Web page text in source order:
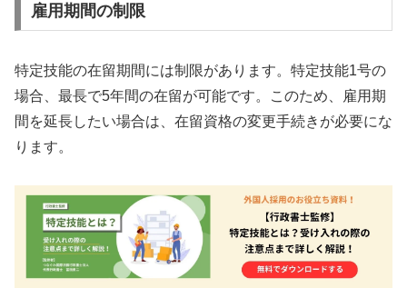
雇用期間の制限
特定技能の在留期間には制限があります。特定技能1号の
場合、最長で5年間の在留が可能です。このため、雇用期
間を延長したい場合は、在留資格の変更手続きが必要にな
ります。